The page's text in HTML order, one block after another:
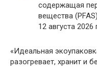
содержащая
вещества
12 августа 2026
«Идеальная
разогревает, хранит и